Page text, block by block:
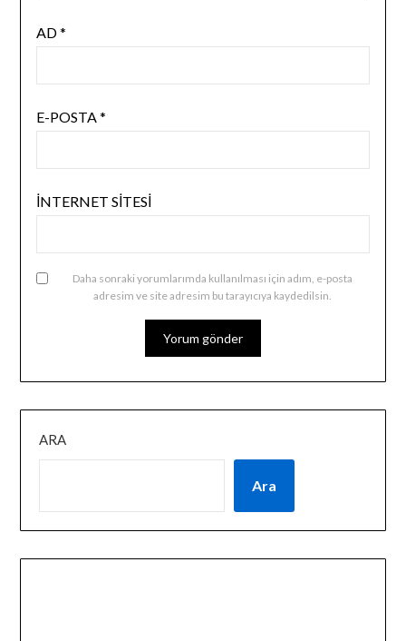
AD*
E-POSTA*
İNTERNET SITESI
Daha sonraki yorumlarımda kullanılması için adım, e-posta
adresim ve site adresim bu tarayıcıya kaydedilsin.
ARA
Ara